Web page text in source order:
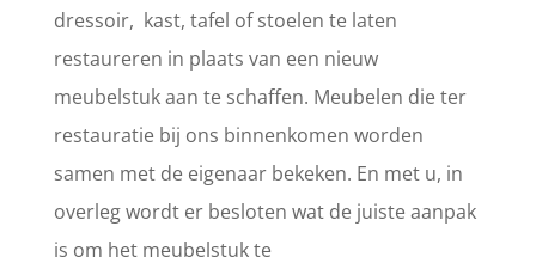
dressoir, kast, tafel of stoelen te laten
restaureren in plaats van een nieuw
meubelstuk aan te schaffen. Meubelen die ter
restauratie bij ons binnenkomen worden
samen met de eigenaar bekeken. En met u, in
overleg wordt er besloten wat de juiste aanpak
is om het meubelstuk te